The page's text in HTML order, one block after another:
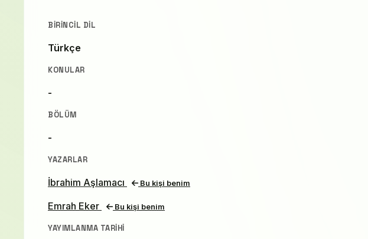
BIRINCIL DIL
Türkçe
KONULAR
-
BÖLÜM
-
YAZARLAR
İbrahim Aşlamacı Bu kişi benim
Emrah Eker Bu kişi benim
YAYIMLANMA TARIHI